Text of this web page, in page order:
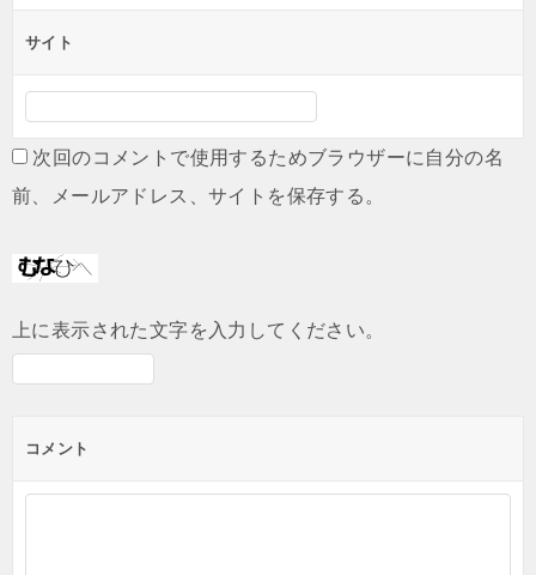
サイト
次回のコメントで使用するためブラウザーに自分の名
前、メールアドレス、サイトを保存する。
上に表示された文字を入力してください。
コメント